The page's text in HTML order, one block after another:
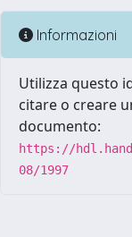
Informazioni
Utilizza questo
citare o creare
documento:
https://
08/1997